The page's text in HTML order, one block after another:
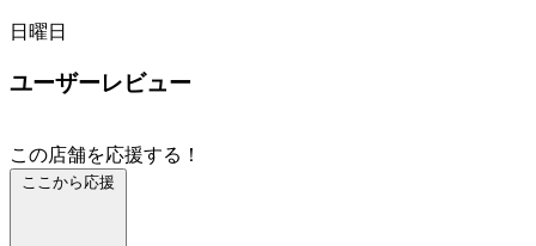
日曜日
ユーザーレビュー
この店舗を応援する！
ここから応援